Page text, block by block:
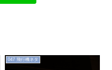
047 飛行機ネタ